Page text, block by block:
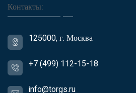
Контакты:
125000, г. Москва
+7 (499) 112-15-18
info@torgs.ru